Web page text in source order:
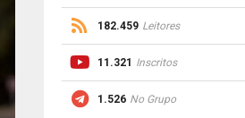
182.459 Leitores
11.321 Inscritos
1.526 No Grupo